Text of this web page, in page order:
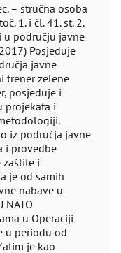
– stručna osoba
1. i čl. 41. st. 2.
u području javne
Posjeduje
javne
trener zelene
posjeduje i
projekata i
iz područja javne
i provedbe
i
je od samih
nabave u
NATO
u Operaciji
u periodu od
je kao